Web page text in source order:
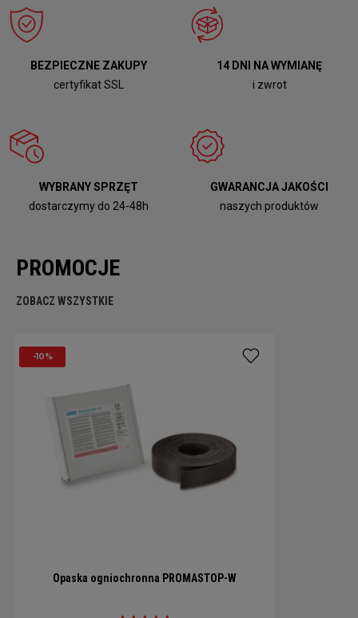
BEZPIECZNE ZAKUPY
certyfikat SSL
14 DNI NA WYMIANĘ
i zwrot
WYBRANY SPRZĘT
dostarczymy do 24-48h
GWARANCJA JAKOŚCI
naszych produktów
PROMOCJE
ZOBACZ WSZYSTKIE
-10%
Opaska ogniochronna PROMASTOP-W